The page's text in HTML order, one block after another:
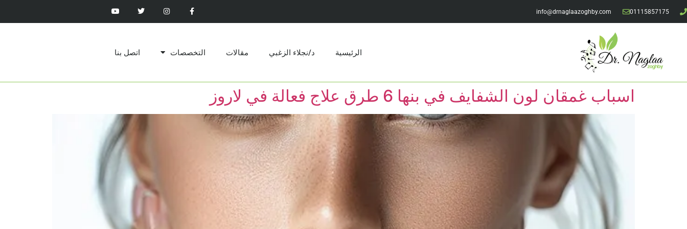
01115857175
info@drnaglaazoghby.com
الرئيسية د/نجلاء الزغبي مقالات​ التخصصات اتصل بنا
اسباب غمقان لون الشفايف في بنها 6 طرق علاج فعالة في لاروز